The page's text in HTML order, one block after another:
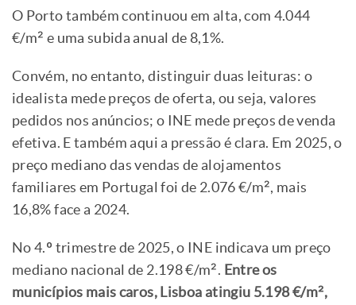
O Porto também continuou em alta, com 4.044
€/m² e uma subida anual de 8,1%.
Convém, no entanto, distinguir duas leituras: o
idealista mede preços de oferta, ou seja, valores
pedidos nos anúncios; o INE mede preços de venda
efetiva. E também aqui a pressão é clara. Em 2025, o
preço mediano das vendas de alojamentos
familiares em Portugal foi de 2.076 €/m², mais
16,8% face a 2024.
No 4.º trimestre de 2025, o INE indicava um preço
mediano nacional de 2.198 €/m². Entre os
municípios mais caros, Lisboa atingiu 5.198 €/m²,